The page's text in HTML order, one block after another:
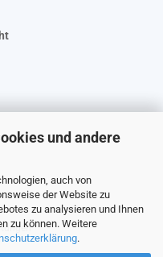
und andere
auch von
der Website zu
zu analysieren und Ihnen
zu können. Weitere
.